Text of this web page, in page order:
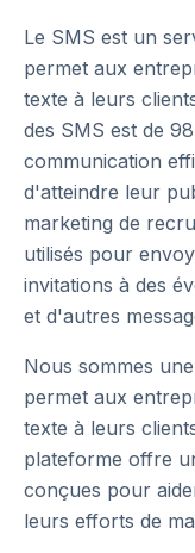
Le SMS est un
permet aux
texte à leurs
des SMS est de
communication
d'atteindre leur
marketing de
utilisés pour
invitations à des
et d'autres
Nous sommes
permet aux
texte à leurs
plateforme offre
conçues pour
leurs efforts de